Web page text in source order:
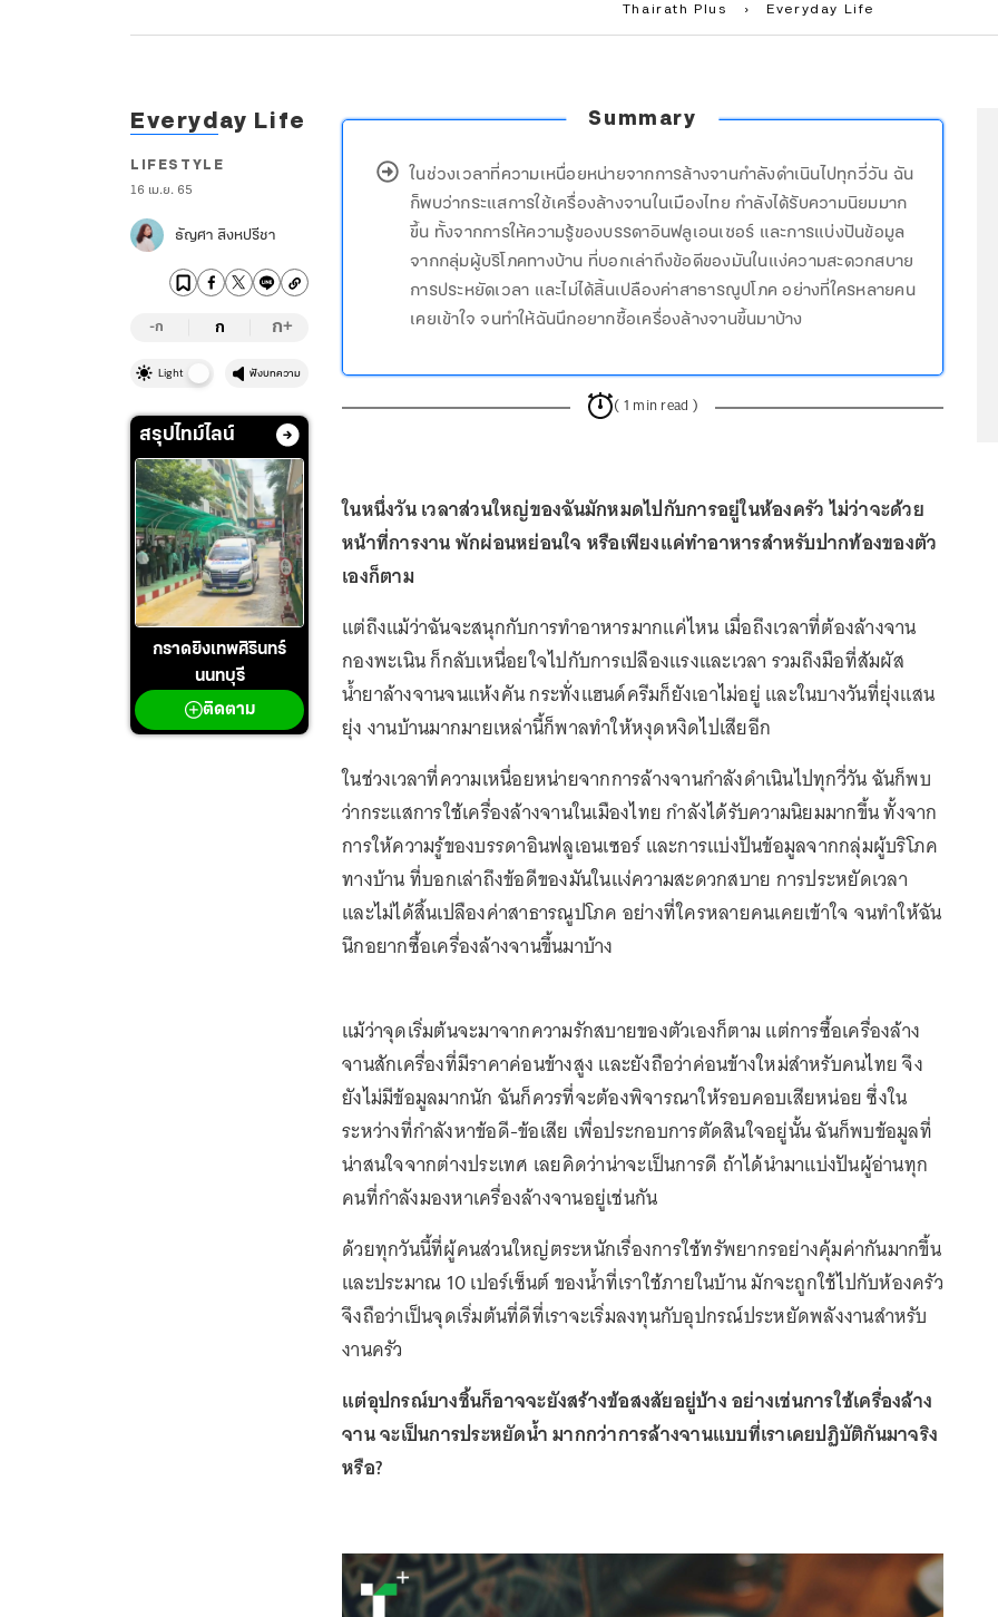
Thairath Plus › Everyday Life
Everyday Life
LIFESTYLE
16 เม.ย. 65
ธัญศา สิงหปรีชา
-ก ก ก+
Light ฟังบทความ
สรุปไทม์ไลน์
กราดยิงเทพศิรินทร์
นนทบุรี
ติดตาม
Summary
ในช่วงเวลาที่ความเหนื่อยหน่ายจากการล้างจานกำลังดำเนินไปทุกวี่วัน ฉัน
ก็พบว่ากระแสการใช้เครื่องล้างจานในเมืองไทย กำลังได้รับความนิยมมาก
ขึ้น ทั้งจากการให้ความรู้ของบรรดาอินฟลูเอนเซอร์ และการแบ่งปันข้อมูล
จากกลุ่มผู้บริโภคทางบ้าน ที่บอกเล่าถึงข้อดีของมันในแง่ความสะดวกสบาย
การประหยัดเวลา และไม่ได้สิ้นเปลืองค่าสาธารณูปโภค อย่างที่ใครหลายคน
เคยเข้าใจ จนทำให้ฉันนึกอยากซื้อเครื่องล้างจานขึ้นมาบ้าง
( 1 min read )
ในหนึ่งวัน เวลาส่วนใหญ่ของฉันมักหมดไปกับการอยู่ในห้องครัว ไม่ว่าจะด้วย
หน้าที่การงาน พักผ่อนหย่อนใจ หรือเพียงแค่ทำอาหารสำหรับปากท้องของตัว
เองก็ตาม
แต่ถึงแม้ว่าฉันจะสนุกกับการทำอาหารมากแค่ไหน เมื่อถึงเวลาที่ต้องล้างจาน
กองพะเนิน ก็กลับเหนื่อยใจไปกับการเปลืองแรงและเวลา รวมถึงมือที่สัมผัส
น้ำยาล้างจานจนแห้งคัน กระทั่งแฮนด์ครีมก็ยังเอาไม่อยู่ และในบางวันที่ยุ่งแสน
ยุ่ง งานบ้านมากมายเหล่านี้ก็พาลทำให้หงุดหงิดไปเสียอีก
ในช่วงเวลาที่ความเหนื่อยหน่ายจากการล้างจานกำลังดำเนินไปทุกวี่วัน ฉันก็พบ
ว่ากระแสการใช้เครื่องล้างจานในเมืองไทย กำลังได้รับความนิยมมากขึ้น ทั้งจาก
การให้ความรู้ของบรรดาอินฟลูเอนเซอร์ และการแบ่งปันข้อมูลจากกลุ่มผู้บริโภค
ทางบ้าน ที่บอกเล่าถึงข้อดีของมันในแง่ความสะดวกสบาย การประหยัดเวลา
และไม่ได้สิ้นเปลืองค่าสาธารณูปโภค อย่างที่ใครหลายคนเคยเข้าใจ จนทำให้ฉัน
นึกอยากซื้อเครื่องล้างจานขึ้นมาบ้าง
แม้ว่าจุดเริ่มต้นจะมาจากความรักสบายของตัวเองก็ตาม แต่การซื้อเครื่องล้าง
จานสักเครื่องที่มีราคาค่อนข้างสูง และยังถือว่าค่อนข้างใหม่สำหรับคนไทย จึง
ยังไม่มีข้อมูลมากนัก ฉันก็ควรที่จะต้องพิจารณาให้รอบคอบเสียหน่อย ซึ่งใน
ระหว่างที่กำลังหาข้อดี-ข้อเสีย เพื่อประกอบการตัดสินใจอยู่นั้น ฉันก็พบข้อมูลที่
น่าสนใจจากต่างประเทศ เลยคิดว่าน่าจะเป็นการดี ถ้าได้นำมาแบ่งปันผู้อ่านทุก
คนที่กำลังมองหาเครื่องล้างจานอยู่เช่นกัน
ด้วยทุกวันนี้ที่ผู้คนส่วนใหญ่ตระหนักเรื่องการใช้ทรัพยากรอย่างคุ้มค่ากันมากขึ้น
และประมาณ 10 เปอร์เซ็นต์ ของน้ำที่เราใช้ภายในบ้าน มักจะถูกใช้ไปกับห้องครัว
จึงถือว่าเป็นจุดเริ่มต้นที่ดีที่เราจะเริ่มลงทุนกับอุปกรณ์ประหยัดพลังงานสำหรับ
งานครัว
แต่อุปกรณ์บางชิ้นก็อาจจะยังสร้างข้อสงสัยอยู่บ้าง อย่างเช่นการใช้เครื่องล้าง
จาน จะเป็นการประหยัดน้ำ มากกว่าการล้างจานแบบที่เราเคยปฏิบัติกันมาจริง
หรือ?